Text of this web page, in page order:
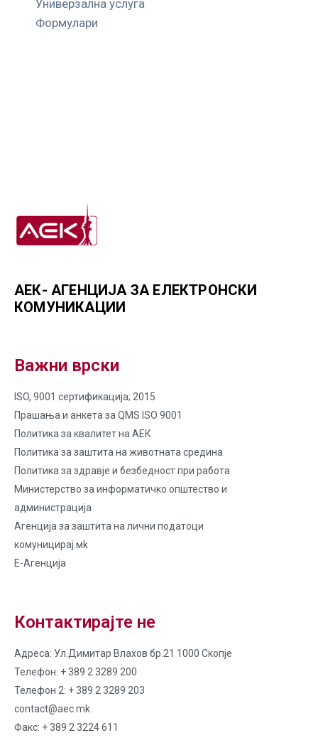
Универзална услуга
Формулари
АЕК- АГЕНЦИЈА ЗА ЕЛЕКТРОНСКИ
КОМУНИКАЦИИ
Важни врски
ISO, 9001 сертификација; 2015
Прашања и анкета за QMS ISO 9001
Политика за квалитет на AЕК
Политика за заштита на животната средина
Политика за здравје и безбедност при работа
Министерство за информатичко општество и
администрација
Агенција за заштита на лични податоци
комуницирај.мk
Е-Агенција
Контактирајте не
Адреса: Ул.Димитар Влахов бр.21 1000 Скопје
Телефон: + 389 2 3289 200
Телефон 2: + 389 2 3289 203
contact@aec.mk
Факс: + 389 2 3224 611